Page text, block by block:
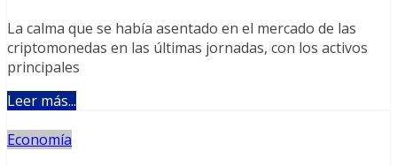
La calma que se había asentado en el mercado de las
criptomonedas en las últimas jornadas, con los activos
principales
Leer más...
Economía